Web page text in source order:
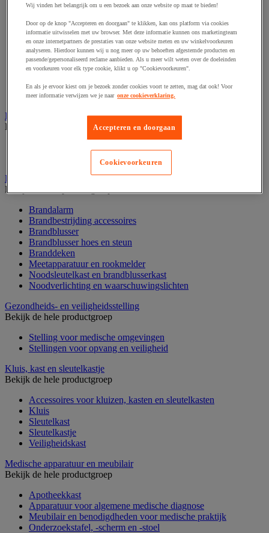
Afzetpaal met band
Afzetpaal met bord
Afzetpaal met ketting
Afzetpaal met koord
Beschermende afscherming
Beschermende rolbeugel
Modulaire afscherming
Muurhouder met riem
Signaalketting
Bescherming en demper
Bekijk de hele productgroep
Brandpreventie
Bekijk de hele productgroep
Brandalarm
Brandbestrijding accessoires
Brandblusser
Brandblusser hoes en steun
Branddeken
Meetapparatuur en rookmelder
Noodsleutelkast en brandblusserkast
Noodverlichting en waarschuwingslichten
Gezondheids- en veiligheidsstelling
Bekijk de hele productgroep
Stelling voor medische omgevingen
Stellingen voor opvang en veiligheid
Kluis, kast en sleutelkastje
Bekijk de hele productgroep
Accessoires voor kluizen, kasten en sleutelkasten
Kluis
Sleutelkast
Sleutelkastje
Veiligheidskast
Medische apparatuur en meubilair
Bekijk de hele productgroep
Apotheekkast
Apparatuur voor algemene medische diagnose
Meubilair en benodigdheden voor medische praktijk
Onderzoekstafel, -scherm en -stoel
Wij vinden het belangrijk om u een bezoek aan onze website op maat te bieden!
Door op de knop "Accepteren en doorgaan" te klikken, kan ons platform via cookies
informatie uitwisselen met uw browser. Met deze informatie kunnen ons marketingteam
en onze internetpartners de prestaties van onze website meten en uw winkelvoorkeuren
analyseren. Hierdoor kunnen wij u nog meer op uw behoeften afgestemde producten en
passende/gepersonaliseerd reclame aanbieden. Als u meer wilt weten over de doeleinden
en voorkeuren voor elk type cookie, klikt u op "Cookievoorkeuren".
En als je ervoor kiest om je bezoek zonder cookies voort te zetten, mag dat ook! Voor
meer informatie verwijzen we je naar onze cookieverklaring.
Accepteren en doorgaan
Cookievoorkeuren